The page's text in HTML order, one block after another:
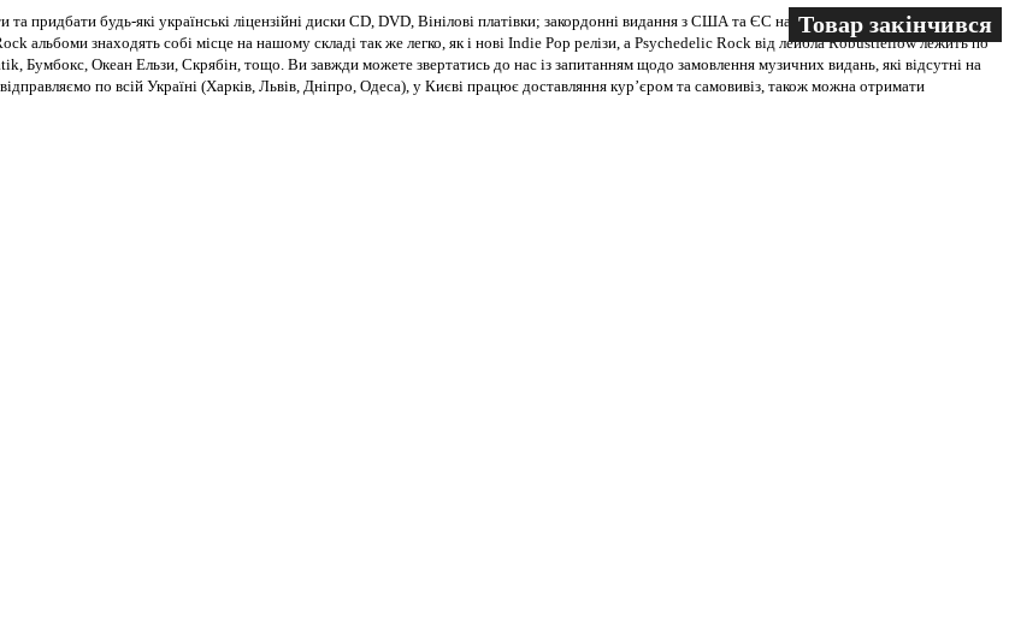
будь-які українські ліцензійні диски CD, DVD, Вінілові платівки; закордонні видання з США та ЄС на всіх носіях. В магазині
альбоми знаходять собі місце на нашому складі так же легко, як і нові Indie Pop релізи, а Psychedelic Rock від лейбла Robustfellow лежить по
Бумбокс, Океан Ельзи, Скрябін, тощо. Ви завжди можете звертатись до нас із запитанням щодо замовлення музичних видань, які відсутні на
по всій Україні (Харків, Львів, Дніпро, Одеса), у Києві працює доставляння кур’єром та самовивіз, також можна отримати
Товар закінчився
Товар закінчився